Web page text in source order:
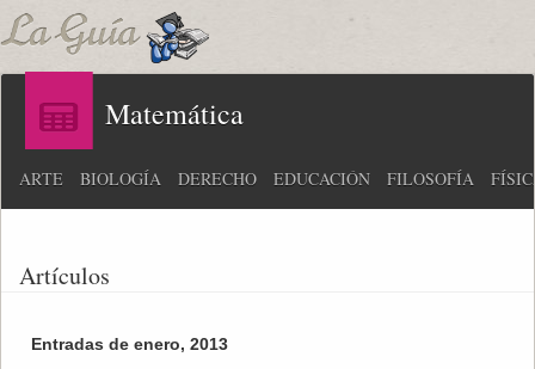
Matemática
ARTE BIOLOGÍA DERECHO EDUCACIÓN FILOSOFÍA
Artículos
Entradas de enero, 2013